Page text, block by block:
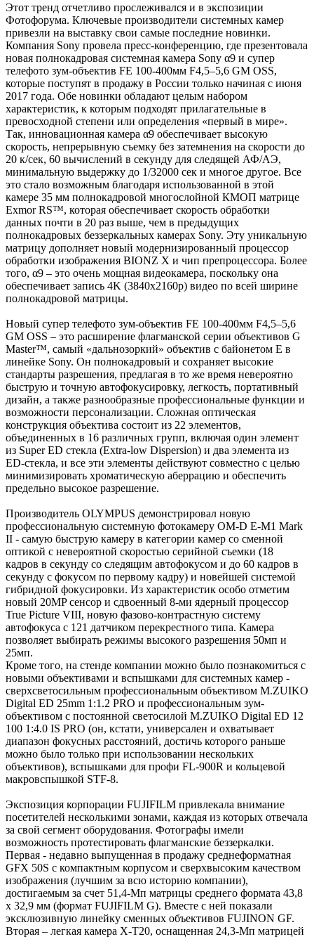
Этот тренд отчетливо прослеживался и в экспозиции
Фотофорума. Ключевые производители системных камер
привезли на выставку свои самые последние новинки.
Компания Sony провела пресс-конференцию, где презентовала
новая полнокадровая системная камера Sony α9 и супер
телефото зум-объектив FE 100-400мм F4,5–5,6 GM OSS,
которые поступят в продажу в России только начиная с июня
2017 года. Обе новинки обладают целым набором
характеристик, к которым подходят прилагательные в
превосходной степени или определения «первый в мире».
Так, инновационная камера α9 обеспечивает высокую
скорость, непрерывную съемку без затемнения на скорости до
20 к/сек, 60 вычислений в секунду для следящей АФ/AЭ,
минимальную выдержку до 1/32000 сек и многое другое. Все
это стало возможным благодаря использованной в этой
камере 35 мм полнокадровой многослойной КМОП матрице
Exmor RS™, которая обеспечивает скорость обработки
данных почти в 20 раз выше, чем в предыдущих
полнокадровых беззеркальных камерах Sony. Эту уникальную
матрицу дополняет новый модернизированный процессор
обработки изображения BIONZ X и чип препроцессора. Более
того, α9 – это очень мощная видеокамера, поскольку она
обеспечивает запись 4K (3840x2160p) видео по всей ширине
полнокадровой матрицы.
Новый супер телефото зум-объектив FE 100-400мм F4,5–5,6
GM OSS – это расширение флагманской серии объективов G
Master™, самый «дальнозоркий» объектив с байонетом E в
линейке Sony. Он полнокадровый и сохраняет высокие
стандарты разрешения, предлагая в то же время невероятно
быструю и точную автофокусировку, легкость, портативный
дизайн, а также разнообразные профессиональные функции и
возможности персонализации. Сложная оптическая
конструкция объектива состоит из 22 элементов,
объединенных в 16 различных групп, включая один элемент
из Super ED стекла (Extra-low Dispersion) и два элемента из
ED-стекла, и все эти элементы действуют совместно с целью
минимизировать хроматическую аберрацию и обеспечить
предельно высокое разрешение.
Производитель OLYMPUS демонстрировал новую
профессиональную системную фотокамеру OM-D E-M1 Mark
II - самую быструю камеру в категории камер со сменной
оптикой с невероятной скоростью серийной съемки (18
кадров в секунду со следящим автофокусом и до 60 кадров в
секунду с фокусом по первому кадру) и новейшей системой
гибридной фокусировки. Из характеристик особо отметим
новый 20MP сенсор и сдвоенный 8-ми ядерный процессор
True Picture VIII, новую фазово-контрастную систему
автофокуса с 121 датчиком перекрестного типа. Камера
позволяет выбирать режимы высокого разрешения 50мп и
25мп.
Кроме того, на стенде компании можно было познакомиться с
новыми объективами и вспышками для системных камер -
сверхсветосильным профессиональным объективом M.ZUIKO
Digital ED 25mm 1:1.2 PRO и профессиональным зум-
объективом с постоянной светосилой M.ZUIKO Digital ED 12
100 1:4.0 IS PRO (он, кстати, универсален и охватывает
диапазон фокусных расстояний, достичь которого раньше
можно было только при использовании нескольких
объективов), вспышками для профи FL-900R и кольцевой
макровспышкой STF-8.
Экспозиция корпорации FUJIFILM привлекала внимание
посетителей несколькими зонами, каждая из которых отвечала
за свой сегмент оборудования. Фотографы имели
возможность протестировать флагманские беззеркалки.
Первая - недавно выпущенная в продажу среднеформатная
GFX 50S с компактным корпусом и сверхвысоким качеством
изображения (лучшим за всю историю компании),
достигаемым за счет 51,4-Мп матрицы среднего формата 43,8
х 32,9 мм (формат FUJIFILM G). Вместе с ней показали
эксклюзивную линейку сменных объективов FUJINON GF.
Вторая – легкая камера X-T20, оснащенная 24,3-Мп матрицей